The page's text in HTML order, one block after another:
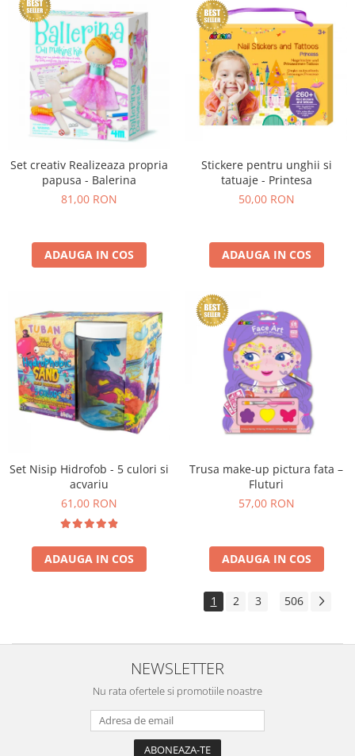
Set creativ Realizeaza propria
papusa - Balerina
81,00 RON
ADAUGA IN COS
Stickere pentru unghii si
tatuaje - Printesa
50,00 RON
ADAUGA IN COS
Set Nisip Hidrofob - 5 culori si
acvariu
61,00 RON
ADAUGA IN COS
Trusa make-up pictura fata –
Fluturi
57,00 RON
ADAUGA IN COS
1 2 3 506
NEWSLETTER
Nu rata ofertele si promotiile noastre